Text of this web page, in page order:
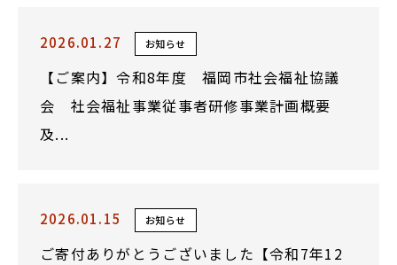
2026.01.27 お知らせ
【ご案内】令和8年度 福岡市社会福祉協議
会 社会福祉事業従事者研修事業計画概要
及...
2026.01.15 お知らせ
ご寄付ありがとうございました【令和7年12